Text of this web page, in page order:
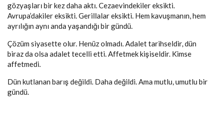
gözyaşları bir kez daha aktı. Cezaevindekiler eksikti.
Avrupa’dakiler eksikti. Gerillalar eksikti. Hem kavuşmanın, hem
ayrılığın aynı anda yaşandığı bir gündü.
Çözüm siyasette olur. Henüz olmadı. Adalet tarihseldir, dün
biraz da olsa adalet tecelli etti. Affetmek kişiseldir. Kimse
affetmedi.
Dün kutlanan barış değildi. Daha değildi. Ama mutlu, umutlu bir
gündü.